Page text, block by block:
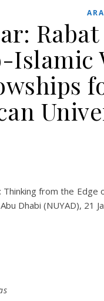
Islamic
Thinking from the
Dhabi (NUYAD), 21